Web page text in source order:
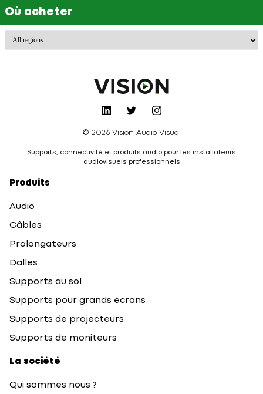
Où acheter
© 2026 Vision Audio Visual
Supports, connectivité et produits audio pour les installateurs
audiovisuels professionnels
Produits
Audio
Câbles
Prolongateurs
Dalles
Supports au sol
Supports pour grands écrans
Supports de projecteurs
Supports de moniteurs
La société
Qui sommes nous ?